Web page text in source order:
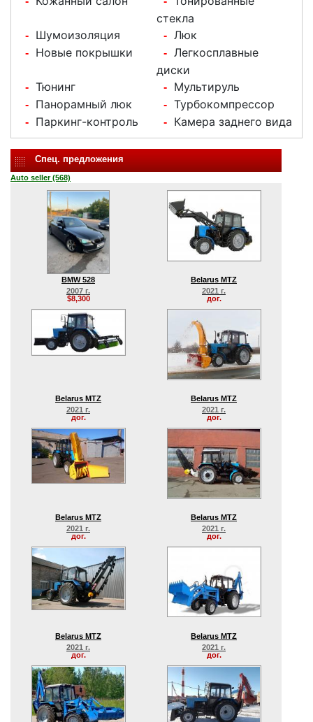
стекла
- Шумоизоляция - Люк
- Новые покрышки - Легкосплавные
диски
- Тюнинг - Мультируль
- Панорамный люк - Турбокомпрессор
- Паркинг-контроль - Камера заднего вида
Спец. предложения
Auto seller (568)
BMW 528
2007 г.
$8,300
Belarus MTZ
2021 г.
дог.
Belarus MTZ
2021 г.
дог.
Belarus MTZ
2021 г.
дог.
Belarus MTZ
2021 г.
дог.
Belarus MTZ
2021 г.
дог.
Belarus MTZ
2021 г.
дог.
Belarus MTZ
2021 г.
дог.